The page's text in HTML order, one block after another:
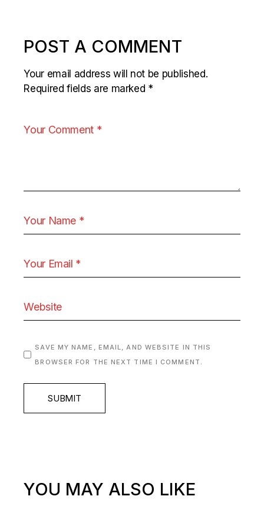
POST A COMMENT
Your email address will not be published.
Required fields are marked *
SAVE MY NAME, EMAIL, AND WEBSITE IN THIS
BROWSER FOR THE NEXT TIME I COMMENT.
SUBMIT
YOU MAY ALSO LIKE